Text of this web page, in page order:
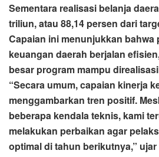
Sementara realisasi belanja
triliun, atau 88,14 persen dari
Capaian ini menunjukkan bahwa
keuangan daerah berjalan
besar program mampu
“Secara umum, capaian kinerja
menggambarkan tren positif.
beberapa kendala teknis, kami
melakukan perbaikan agar
optimal di tahun berikutnya,”